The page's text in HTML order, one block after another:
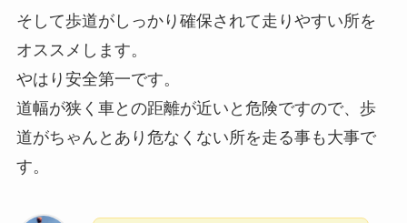
そして歩道がしっかり確保されて走りやすい所を
オススメします。
やはり安全第一です。
道幅が狭く車との距離が近いと危険ですので、歩
道がちゃんとあり危なくない所を走る事も大事で
す。